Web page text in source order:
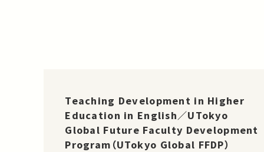
Teaching Development in Higher
Education in English／UTokyo
Global Future Faculty Development
Program（UTokyo Global FFDP）